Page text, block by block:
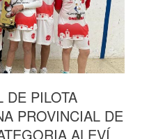
DE PILOTA
PROVINCIAL DE
ALEVÍ